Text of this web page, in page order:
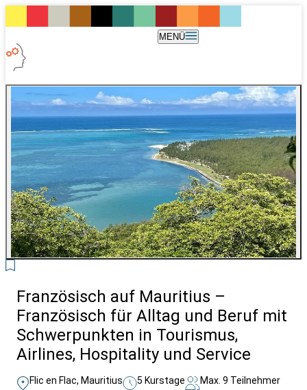
MENÜ
Französisch auf Mauritius –
Französisch für Alltag und Beruf mit
Schwerpunkten in Tourismus,
Airlines, Hospitality und Service
Flic en Flac, Mauritius 5 Kurstage Max. 9 Teilnehmer